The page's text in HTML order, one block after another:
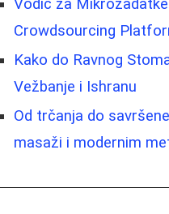
Vodič za
Crowdsourcing
Kako do Ravnog
Vežbanje i Ishranu
Od trčanja do
masaži i modernim